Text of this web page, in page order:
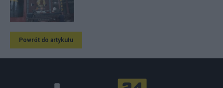
Powrót do artykułu